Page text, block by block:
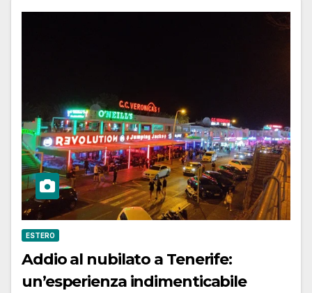
ESTERO
Addio al nubilato a Tenerife:
un’esperienza indimenticabile